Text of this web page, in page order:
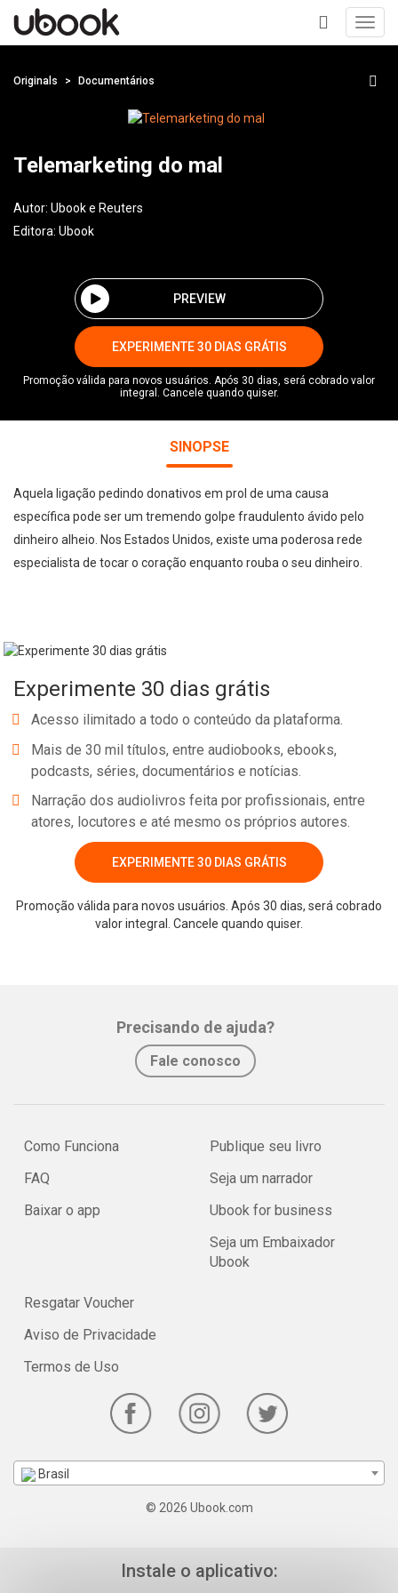
+
Originals Documentários
Telemarketing do mal
Autor: Ubook e Reuters
Editora: Ubook
PREVIEW
EXPERIMENTE 30 DIAS GRÁTIS
Promoção válida para novos usuários. Após 30 dias, será cobrado valor
integral. Cancele quando quiser.
SINOPSE
Aquela ligação pedindo donativos em prol de uma causa
específica pode ser um tremendo golpe fraudulento ávido pelo
dinheiro alheio. Nos Estados Unidos, existe uma poderosa rede
especialista de tocar o coração enquanto rouba o seu dinheiro.
Experimente 30 dias grátis
Acesso ilimitado a todo o conteúdo da plataforma.
Mais de 30 mil títulos, entre audiobooks, ebooks,
podcasts, séries, documentários e notícias.
Narração dos audiolivros feita por profissionais, entre
atores, locutores e até mesmo os próprios autores.
EXPERIMENTE 30 DIAS GRÁTIS
Promoção válida para novos usuários. Após 30 dias, será cobrado
valor integral. Cancele quando quiser.
Precisando de ajuda?
Fale conosco
Como Funciona
FAQ
Baixar o app
Publique seu livro
Seja um narrador
Ubook for business
Seja um Embaixador
Ubook
Resgatar Voucher
Aviso de Privacidade
Termos de Uso
Brasil
© 2026 Ubook.com
Instale o aplicativo: